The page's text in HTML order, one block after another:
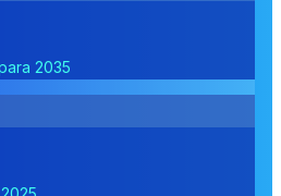
2035